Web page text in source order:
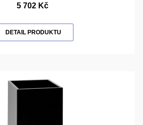
5 702 Kč
DETAIL PRODUKTU